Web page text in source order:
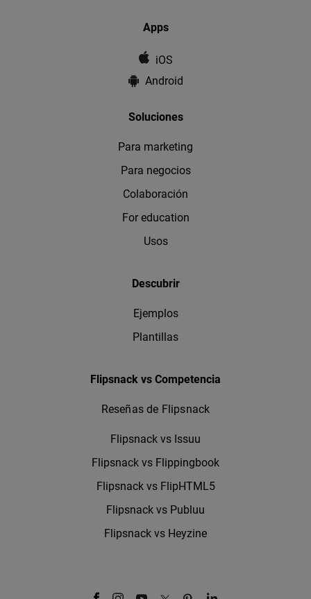
Apps
iOS
Android
Soluciones
Para marketing
Para negocios
Colaboración
For education
Usos
Descubrir
Ejemplos
Plantillas
Flipsnack vs Competencia
Reseñas de Flipsnack
Flipsnack vs Issuu
Flipsnack vs Flippingbook
Flipsnack vs FlipHTML5
Flipsnack vs Publuu
Flipsnack vs Heyzine